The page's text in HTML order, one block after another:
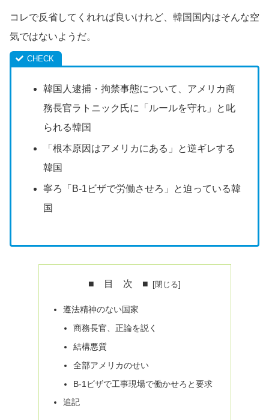
コレで反省してくれれば良いけれど、韓国国内はそんな空
気ではないようだ。
韓国人逮捕・拘禁事態について、アメリカ商
務長官ラトニック氏に「ルールを守れ」と叱
られる韓国
「根本原因はアメリカにある」と逆ギレする
韓国
寧ろ「B-1ビザで労働させろ」と迫っている韓
国
■ 目 次 ■
遵法精神のない国家
商務長官、正論を説く
結構悪質
全部アメリカのせい
B-1ビザで工事現場で働かせろと要求
追記